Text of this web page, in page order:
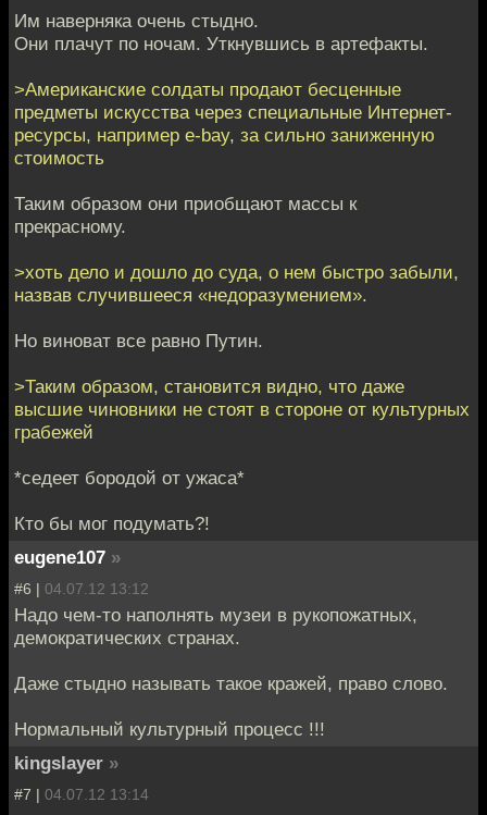
Им наверняка очень стыдно.
Они плачут по ночам. Уткнувшись в артефакты.
>Американские солдаты продают бесценные
предметы искусства через специальные Интернет-
ресурсы, например е-bay, за сильно заниженную
стоимость
Таким образом они приобщают массы к
прекрасному.
>хоть дело и дошло до суда, о нем быстро забыли,
назвав случившееся «недоразумением».
Но виноват все равно Путин.
>Таким образом, становится видно, что даже
высшие чиновники не стоят в стороне от культурных
грабежей
*седеет бородой от ужаса*
Кто бы мог подумать?!
eugene107 »
#6 | 04.07.12 13:12
Надо чем-то наполнять музеи в рукопожатных,
демократических странах.
Даже стыдно называть такое кражей, право слово.
Нормальный культурный процесс !!!
kingslayer »
#7 | 04.07.12 13:14